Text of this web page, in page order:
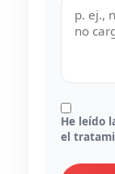
He leído
el